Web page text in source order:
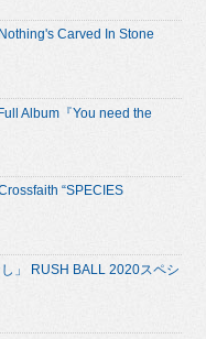
Carved In Stone
Album『You need the
“SPECIES
」 RUSH BALL 2020スペシ